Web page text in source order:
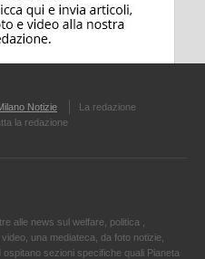
Notizie
La redazione
la redazione
alle news sul welfare, politica ,
una mediateca, da foto notizie,
sezioni specifiche quali Pianeta